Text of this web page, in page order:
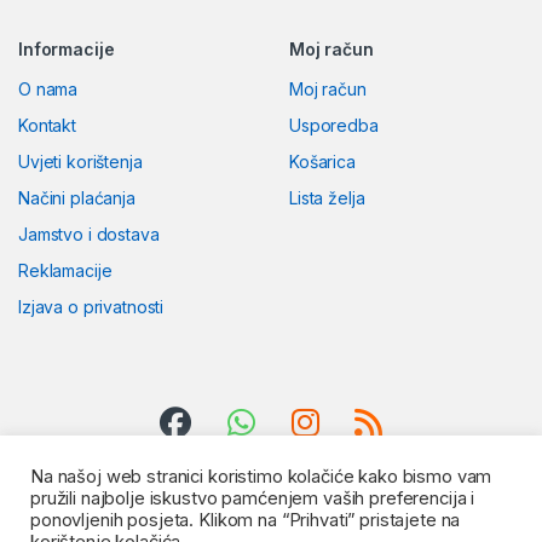
Informacije
O nama
Kontakt
Uvjeti korištenja
Načini plaćanja
Jamstvo i dostava
Reklamacije
Izjava o privatnosti
Moj račun
Moj račun
Usporedba
Košarica
Lista želja
Na našoj web stranici koristimo kolačiće kako bismo vam
pružili najbolje iskustvo pamćenjem vaših preferencija i
ponovljenih posjeta. Klikom na “Prihvati” pristajete na